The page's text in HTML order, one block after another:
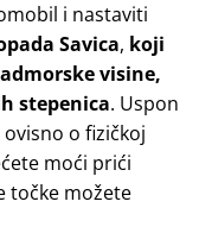
i nastaviti
Savica, koji
visine,
stepenica. Uspon
o fizičkoj
moći prići
točke možete